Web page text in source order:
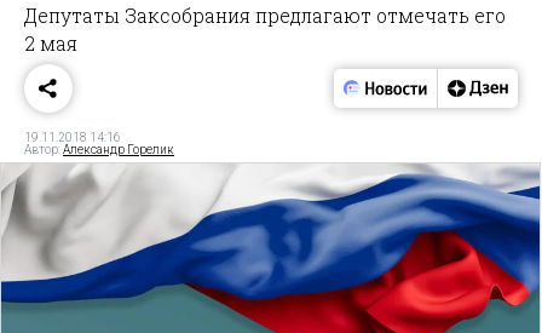
Депутаты Заксобрания предлагают отмечать его
2 мая
19.11.2018 14:16
Автор:Александр Горелик